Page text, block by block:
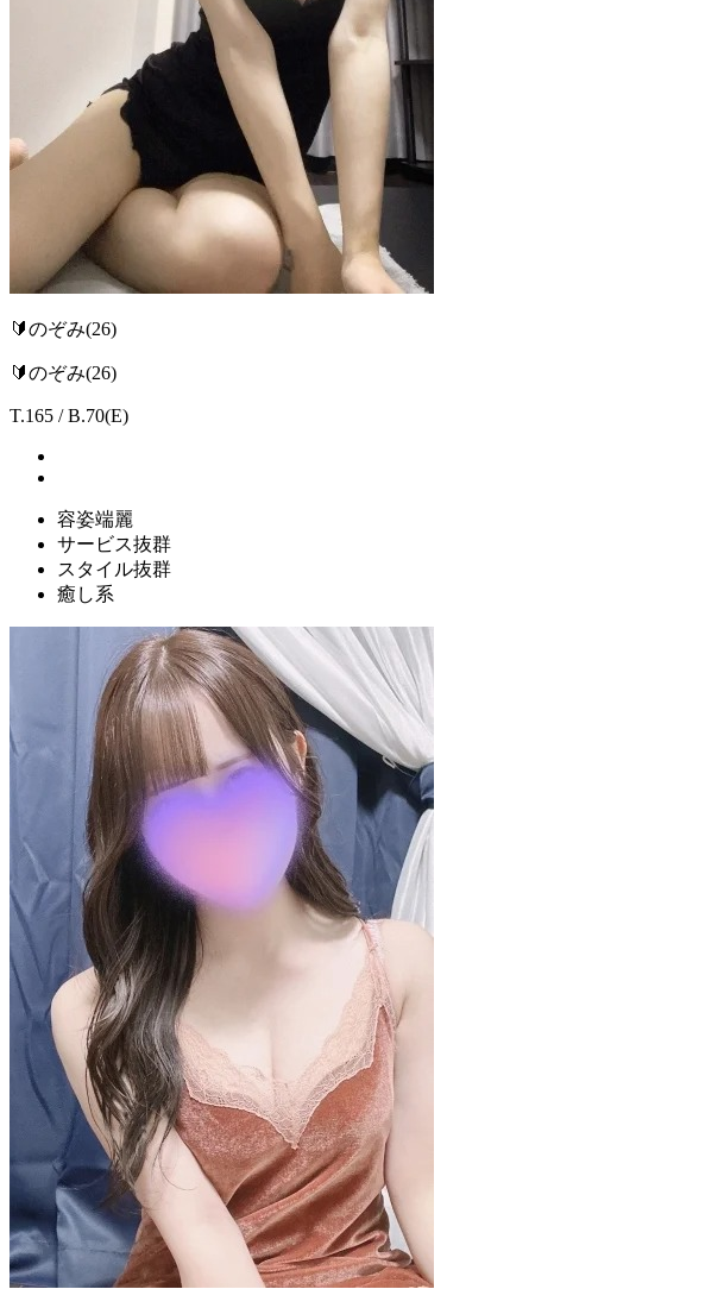
🔰のぞみ(26)
🔰のぞみ(26)
T.165 / B.70(E)
容姿端麗
サービス抜群
スタイル抜群
癒し系